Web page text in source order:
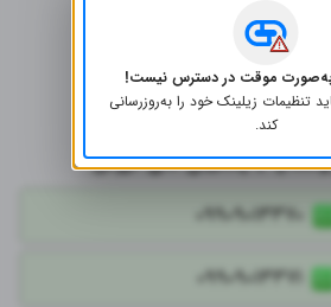
برای خرید بالای۲میلیون
واتساپ با پشتیبان های فروش
۰۹۹۰۹۰۱۳۳۷۰
۰۹۹۰۹۰۱۳۳۷۱
به‌صورت موقت در دسترس نیست!
زیلینک خود را به‌روز‌رسانی
کند.